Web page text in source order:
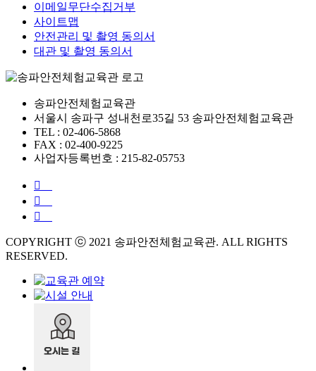
이메일무단수집거부
사이트맵
안전관리 및 촬영 동의서
대관 및 촬영 동의서
송파안전체험교육관
서울시 송파구 성내천로35길 53 송파안전체험교육관
TEL : 02-406-5868
FAX : 02-400-9225
사업자등록번호 : 215-82-05753
COPYRIGHT ⓒ 2021 송파안전체험교육관. ALL RIGHTS
RESERVED.